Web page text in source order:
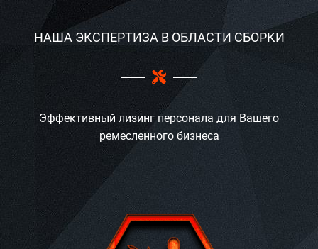
НАША ЭКСПЕРТИЗА В ОБЛАСТИ СБОРКИ
Эффективный лизинг персонала для Вашего
ремесленного бизнеса